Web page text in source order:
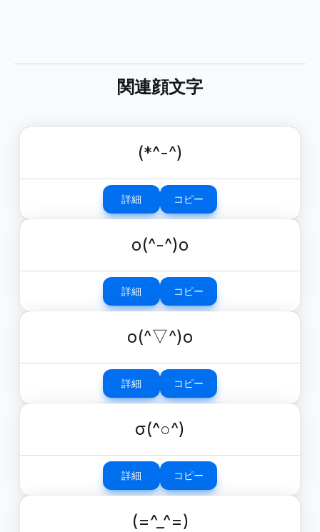
関連顔文字
(*^-^)
詳細 コピー
o(^-^)o
詳細 コピー
o(^▽^)o
詳細 コピー
σ(^○^)
詳細 コピー
(=^_^=)